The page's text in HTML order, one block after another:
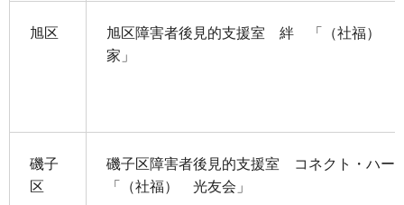
旭区
旭区障害者後見的支援室 絆 「（社福）
家」
磯子
区
磯子区障害者後見的支援室 コネクト・ハ
「（社福） 光友会」